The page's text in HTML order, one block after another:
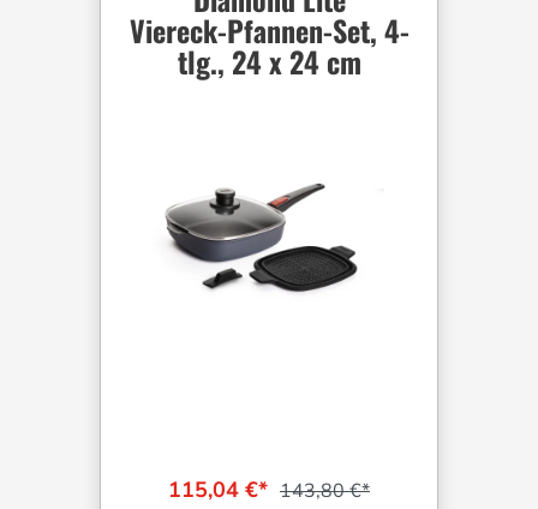
Viereck-Pfannen-Set, 4-
tlg., 24 x 24 cm
115,04 €* 143,80 €*